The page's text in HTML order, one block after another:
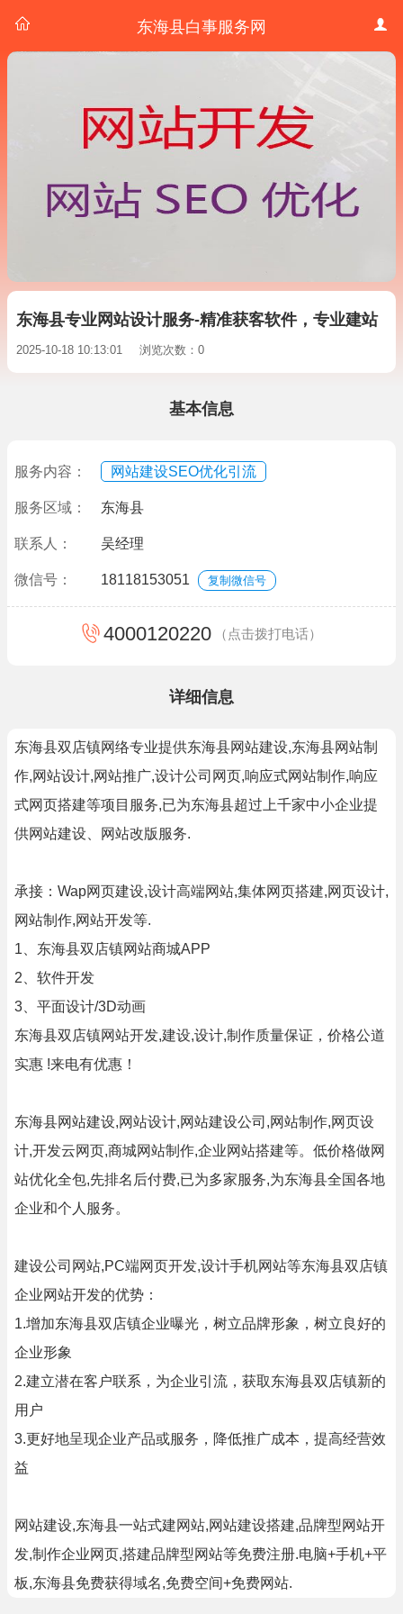
东海县白事服务网
东海县专业网站设计服务-精准获客软件，专业建站
2025-10-18 10:13:01 浏览次数：0
基本信息
服务内容： 网站建设SEO优化引流
服务区域： 东海县
联系人： 吴经理
微信号： 18118153051 复制微信号
4000120220 （点击拨打电话）
详细信息
东海县双店镇网络专业提供东海县网站建设,东海县网站制
作,网站设计,网站推广,设计公司网页,响应式网站制作,响应
式网页搭建等项目服务,已为东海县超过上千家中小企业提
供网站建设、网站改版服务.
承接：Wap网页建设,设计高端网站,集体网页搭建,网页设计,
网站制作,网站开发等.
1、东海县双店镇网站商城APP
2、软件开发
3、平面设计/3D动画
东海县双店镇网站开发,建设,设计,制作质量保证，价格公道
实惠 !来电有优惠！
东海县网站建设,网站设计,网站建设公司,网站制作,网页设
计,开发云网页,商城网站制作,企业网站搭建等。低价格做网
站优化全包,先排名后付费,已为多家服务,为东海县全国各地
企业和个人服务。
建设公司网站,PC端网页开发,设计手机网站等东海县双店镇
企业网站开发的优势：
1.增加东海县双店镇企业曝光，树立品牌形象，树立良好的
企业形象
2.建立潜在客户联系，为企业引流，获取东海县双店镇新的
用户
3.更好地呈现企业产品或服务，降低推广成本，提高经营效
益
网站建设,东海县一站式建网站,网站建设搭建,品牌型网站开
发,制作企业网页,搭建品牌型网站等免费注册.电脑+手机+平
板,东海县免费获得域名,免费空间+免费网站.